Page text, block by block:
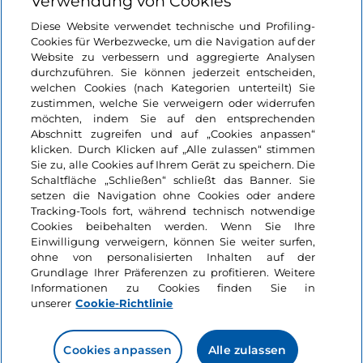
Login
Bleiben wir in Kontakt
Diese Website verwendet technische und Profiling-
Cookies für Werbezwecke, um die Navigation auf der
Website zu verbessern und aggregierte Analysen
durchzuführen. Sie können jederzeit entscheiden,
welchen Cookies (nach Kategorien unterteilt) Sie
zustimmen, welche Sie verweigern oder widerrufen
möchten, indem Sie auf den entsprechenden
Abschnitt zugreifen und auf „Cookies anpassen“
klicken. Durch Klicken auf „Alle zulassen“ stimmen
Sie zu, alle Cookies auf Ihrem Gerät zu speichern. Die
Schaltfläche „Schließen“ schließt das Banner. Sie
setzen die Navigation ohne Cookies oder andere
Tracking-Tools fort, während technisch notwendige
Cookies beibehalten werden. Wenn Sie Ihre
Einwilligung verweigern, können Sie weiter surfen,
ohne von personalisierten Inhalten auf der
Grundlage Ihrer Präferenzen zu profitieren. Weitere
Informationen zu Cookies finden Sie in
unserer Cookie-Richtlinie
Cookies anpassen Alle zulassen